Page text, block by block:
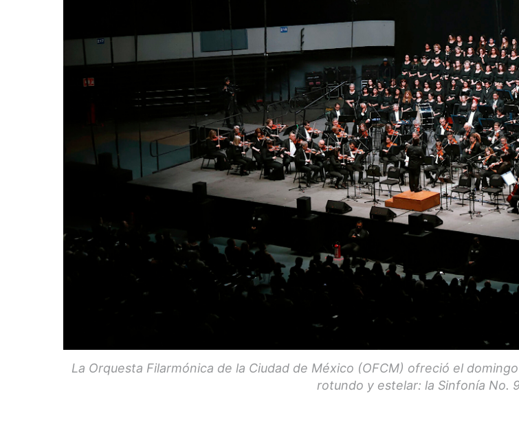
La Orquesta Filarmónica de la Ciudad de México (OFCM) ofreció el
rotundo y estelar: la Sinfonía No.